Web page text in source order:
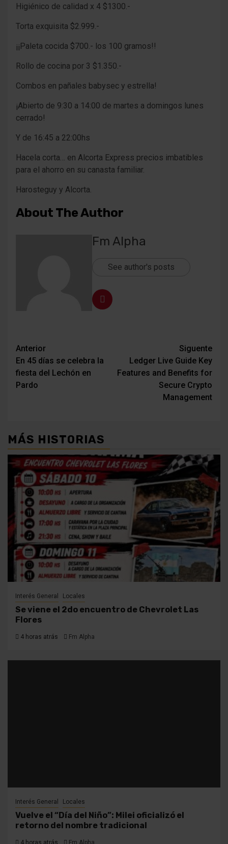
Higiénico de calidad x 4 $1300.-
Torta exquisita $2.999.-
¡¡Paleta cocida $700.- los 100 gramos!!
Rollo de cocina por 3 $1.350.-
Combos en pañales babysec y estrella!
¡Abierto de 9:30 a 14:00 de martes a domingos lunes
cerrado!
Y de 16:45 a 22:00hs
Hacela corta… en Alcorta Express precios imbatibles
para el ahorro en su canasta familiar.
Harosteguy y Alcorta.
About The Author
Fm Alpha
See author's posts
Navegación
de
entradas
Anterior
En 45 días se celebra la
fiesta del Lechón en
Pardo
Siguente
Ledger Live Guide Key
Features and Benefits for
Secure Crypto
Management
MÁS HISTORIAS
Interés General Locales
Se viene el 2do encuentro de Chevrolet Las
Flores
4 horas atrás Fm Alpha
Interés General Locales
Vuelve el “Día del Niño”: Milei oficializó el
retorno del nombre tradicional